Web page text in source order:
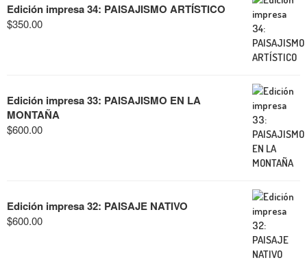
Edición impresa 34: PAISAJISMO ARTÍSTICO
$350.00
Edición impresa 33: PAISAJISMO EN LA
MONTAÑA
$600.00
Edición impresa 32: PAISAJE NATIVO
$600.00